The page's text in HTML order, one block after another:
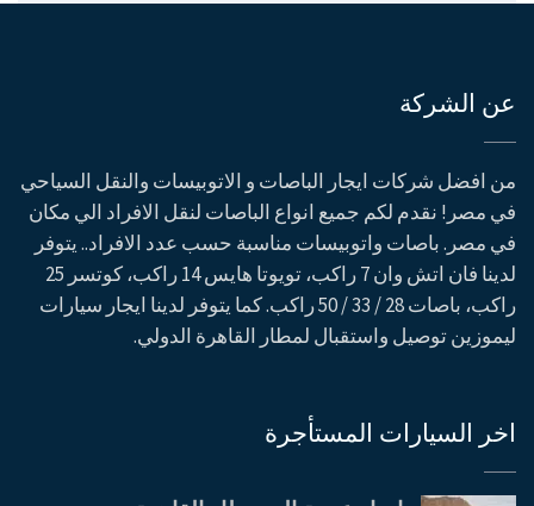
عن الشركة
من افضل شركات ايجار الباصات و الاتوبيسات والنقل السياحي
في مصر! نقدم لكم جميع انواع الباصات لنقل الافراد الي مكان
في مصر. باصات واتوبيسات مناسبة حسب عدد الافراد.. يتوفر
لدينا فان اتش وان 7 راكب، تويوتا هايس 14 راكب، كوتسر 25
راكب، باصات 28 / 33 / 50 راكب. كما يتوفر لدينا ايجار سيارات
ليموزين توصيل واستقبال لمطار القاهرة الدولي.
اخر السيارات المستأجرة